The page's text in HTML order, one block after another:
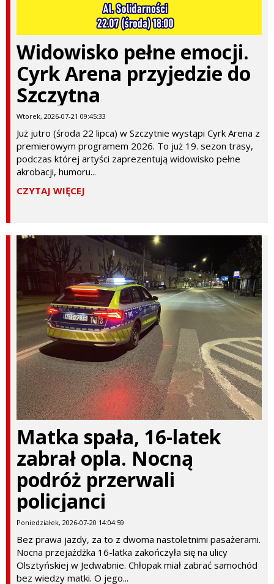
Widowisko pełne emocji.
Cyrk Arena przyjedzie do
Szczytna
Wtorek, 2026-07-21 09:45:33
Już jutro (środa 22 lipca) w Szczytnie wystąpi Cyrk Arena z
premierowym programem 2026. To już 19. sezon trasy,
podczas której artyści zaprezentują widowisko pełne
akrobacji, humoru...
CZYTAJ WIĘCEJ
Matka spała, 16-latek
zabrał opla. Nocną
podróż przerwali
policjanci
Poniedziałek, 2026-07-20 14:04:59
Bez prawa jazdy, za to z dwoma nastoletnimi pasażerami.
Nocna przejażdżka 16-latka zakończyła się na ulicy
Olsztyńskiej w Jedwabnie. Chłopak miał zabrać samochód
bez wiedzy matki. O jego...